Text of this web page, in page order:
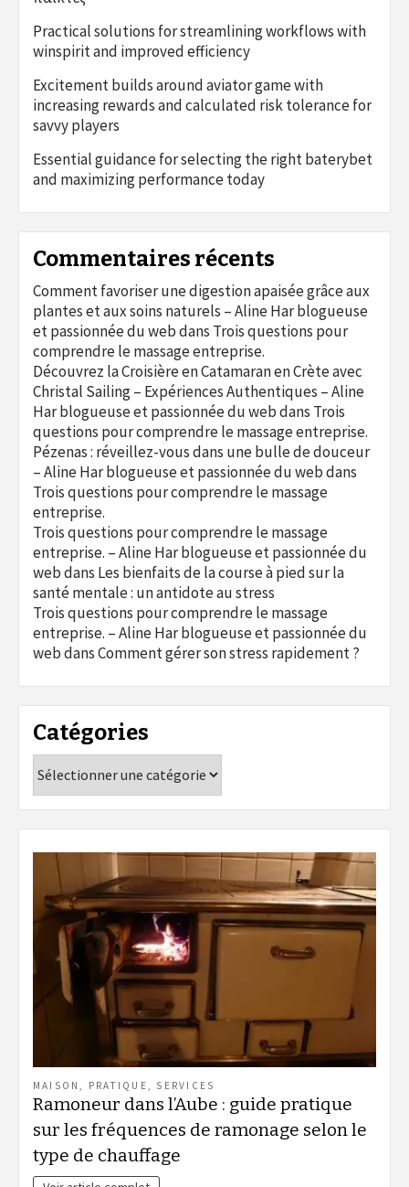
Practical solutions for streamlining workflows with
winspirit and improved efficiency
Excitement builds around aviator game with
increasing rewards and calculated risk tolerance for
savvy players
Essential guidance for selecting the right baterybet
and maximizing performance today
Commentaires récents
Comment favoriser une digestion apaisée grâce aux
plantes et aux soins naturels – Aline Har blogueuse
et passionnée du webdans Trois questions pour
comprendre le massage entreprise.
Découvrez la Croisière en Catamaran en Crète avec
Christal Sailing – Expériences Authentiques – Aline
Har blogueuse et passionnée du webdans Trois
questions pour comprendre le massage entreprise.
Pézenas : réveillez-vous dans une bulle de douceur
– Aline Har blogueuse et passionnée du webdans
Trois questions pour comprendre le massage
entreprise.
Trois questions pour comprendre le massage
entreprise. – Aline Har blogueuse et passionnée du
webdans Les bienfaits de la course à pied sur la
santé mentale : un antidote au stress
Trois questions pour comprendre le massage
entreprise. – Aline Har blogueuse et passionnée du
webdansComment gérer son stress rapidement ?
Catégories
MAISON PRATIQUE SERVICES
Ramoneur dans l’Aube : guide pratique
sur les fréquences de ramonage selon le
type de chauffage